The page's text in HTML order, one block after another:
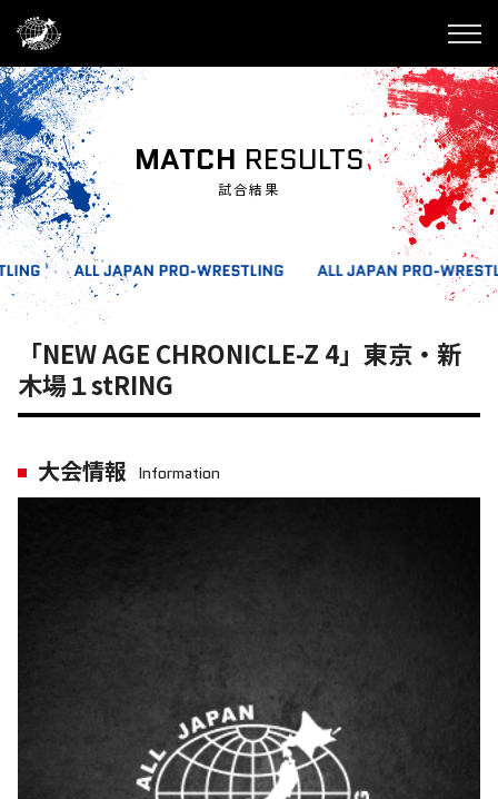
MATCH RESULTS
試合結果
「NEW AGE CHRONICLE-Z 4」東京・新
木場１stRING
大会情報 Information